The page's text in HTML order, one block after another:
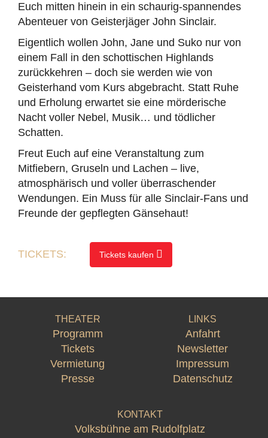
Euch mitten hinein in ein schaurig-spannendes
Abenteuer von Geisterjäger John Sinclair.
Eigentlich wollen John, Jane und Suko nur von
einem Fall in den schottischen Highlands
zurückkehren – doch sie werden wie von
Geisterhand vom Kurs abgebracht. Statt Ruhe
und Erholung erwartet sie eine mörderische
Nacht voller Nebel, Musik… und tödlicher
Schatten.
Freut Euch auf eine Veranstaltung zum
Mitfiebern, Gruseln und Lachen – live,
atmosphärisch und voller überraschender
Wendungen. Ein Muss für alle Sinclair-Fans und
Freunde der gepflegten Gänsehaut!
TICKETS: Tickets kaufen
THEATER
Programm
Tickets
Vermietung
Presse
LINKS
Anfahrt
Newsletter
Impressum
Datenschutz
KONTAKT
Volksbühne am Rudolfplatz